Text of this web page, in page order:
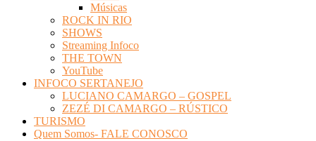
Músicas
ROCK IN RIO
SHOWS
Streaming Infoco
THE TOWN
YouTube
INFOCO SERTANEJO
LUCIANO CAMARGO – GOSPEL
ZEZÉ DI CAMARGO – RÚSTICO
TURISMO
Quem Somos- FALE CONOSCO